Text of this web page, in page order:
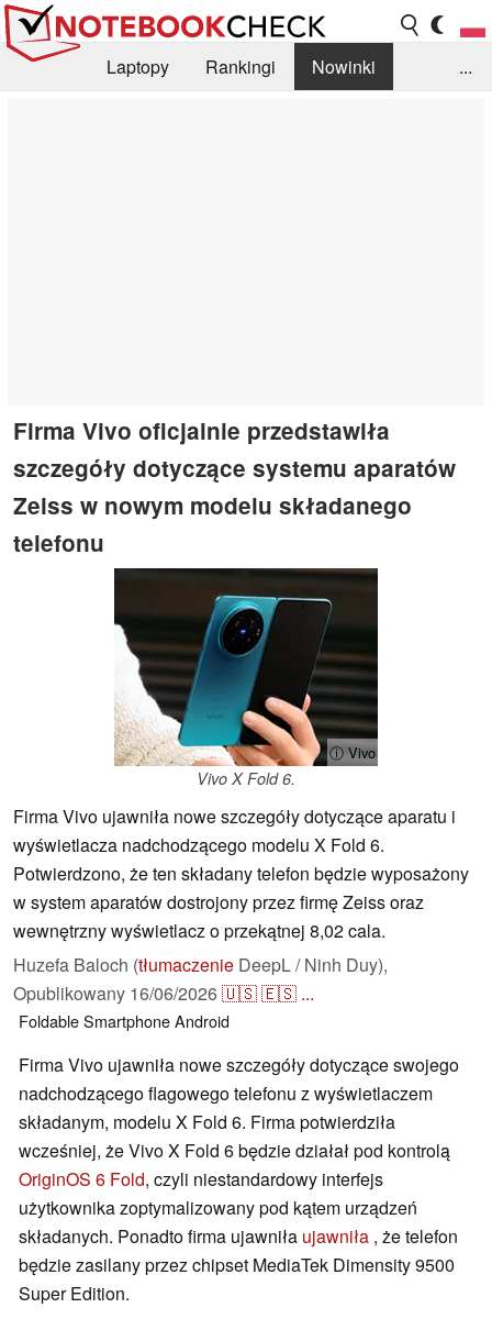
Laptopy Rankingi
Nowinki
...
Firma Vivo oficjalnie przedstawiła
szczegóły dotyczące systemu aparatów
Zeiss w nowym modelu składanego
telefonu
ⓘ Vivo
Vivo X Fold 6.
Firma Vivo ujawniła nowe szczegóły dotyczące aparatu i
wyświetlacza nadchodzącego modelu X Fold 6.
Potwierdzono, że ten składany telefon będzie wyposażony
w system aparatów dostrojony przez firmę Zeiss oraz
wewnętrzny wyświetlacz o przekątnej 8,02 cala.
Huzefa Baloch (tłumaczenie DeepL / Ninh Duy),
Opublikowany 16/06/2026🇺🇸🇪🇸 ...
FoldableSmartphoneAndroid
Firma Vivo ujawniła nowe szczegóły dotyczące swojego
nadchodzącego flagowego telefonu z wyświetlaczem
składanym, modelu X Fold 6. Firma potwierdziła
wcześniej, że Vivo X Fold 6 będzie działał pod kontrolą
OriginOS 6 Fold, czyli niestandardowy interfejs
użytkownika zoptymalizowany pod kątem urządzeń
składanych. Ponadto firma ujawniła ujawniła , że telefon
będzie zasilany przez chipset MediaTek Dimensity 9500
Super Edition.